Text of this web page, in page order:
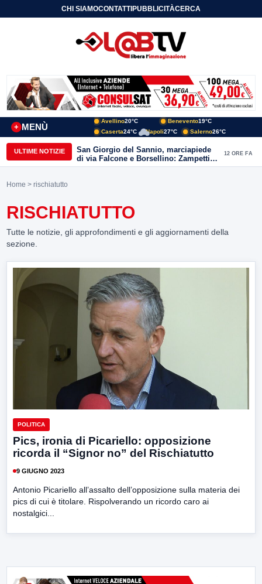
CHI SIAMOCONTATTIPUBBLICITÀCERCA
MENÙ
+
Avellino20°C Benevento19°C
Caserta24°C Napoli27°C Salerno26°C
ULTIME NOTIZIE
San Giorgio del Sannio, marciapiede
di via Falcone e Borsellino: Zampetti e
Lombardi replicano alle polemiche
12 ORE FA
Home > rischiatutto
RISCHIATUTTO
Tutte le notizie, gli approfondimenti e gli aggiornamenti della
sezione.
POLITICA
Pics, ironia di Picariello: opposizione
ricorda il “Signor no” del Rischiatutto
9 GIUGNO 2023
Antonio Picariello all’assalto dell’opposizione sulla materia dei
pics di cui è titolare. Rispolverando un ricordo caro ai
nostalgici...